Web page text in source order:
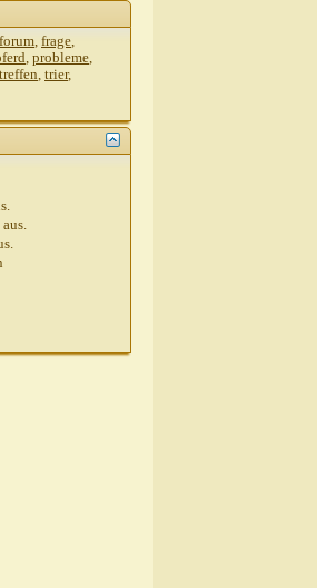
forum, frage,
, probleme,
treffen, trier,
.
aus.
.